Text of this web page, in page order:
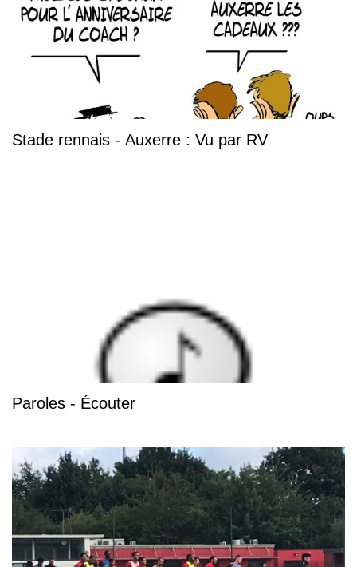
Stade rennais - Auxerre : Vu par RV
Paroles - Écouter